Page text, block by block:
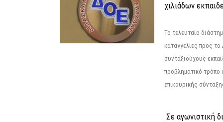
χιλιάδων
Το τελευταίο
καταγγελίες προς
συνταξιούχους
προβληματικό τρόπο
επικουρικής
Σε αγωνιστική